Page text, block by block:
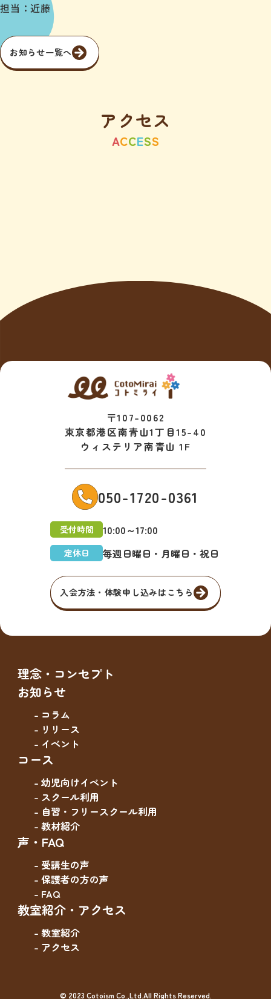
担当：近藤
お知らせ一覧へ
アクセス
ACCESS
〒107-0062
東京都港区南青山1丁目15-40
ウィステリア南青山 1F
050-1720-0361
受付時間 10:00～17:00
定休日 毎週日曜日・月曜日・祝日
入会方法・体験申し込みはこちら
理念・コンセプト
お知らせ
- コラム
- リリース
- イベント
コース
- 幼児向けイベント
- スクール利用
- 自習・フリースクール利用
- 教材紹介
声・FAQ
- 受講生の声
- 保護者の方の声
- FAQ
教室紹介・アクセス
- 教室紹介
- アクセス
© 2023 Cotoism Co.,Ltd.All Rights Reserved.